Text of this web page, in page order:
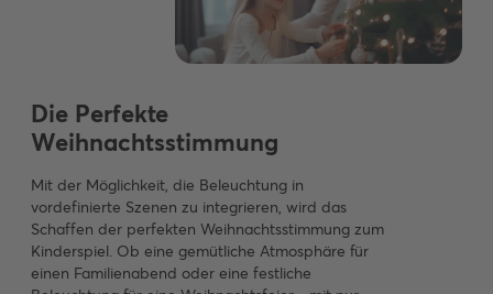
Die Perfekte
Weihnachtsstimmung
Mit der Möglichkeit, die Beleuchtung in
vordefinierte Szenen zu integrieren, wird das
Schaffen der perfekten Weihnachtsstimmung zum
Kinderspiel. Ob eine gemütliche Atmosphäre für
einen Familienabend oder eine festliche